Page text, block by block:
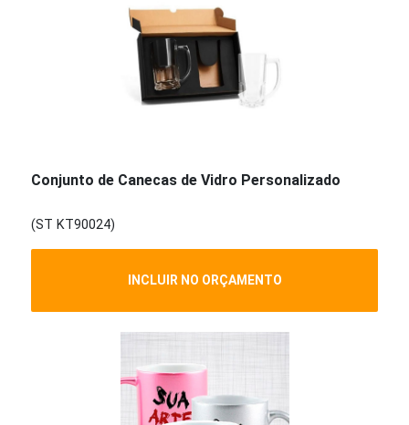
Conjunto de Canecas de Vidro Personalizado
(ST KT90024)
INCLUIR NO ORÇAMENTO